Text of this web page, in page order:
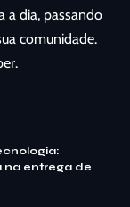
a dia, passando
comunidade.
na entrega de